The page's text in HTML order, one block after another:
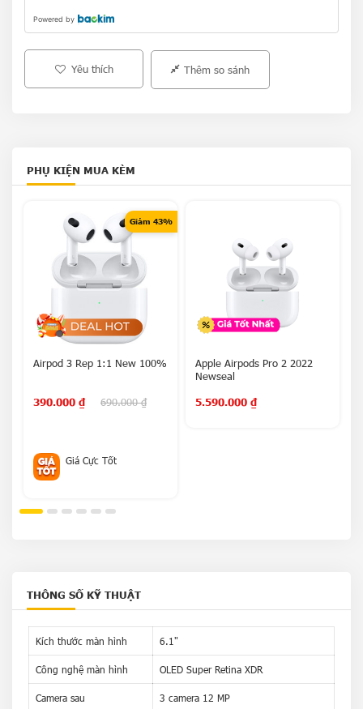
Powered by
Yêu thích Thêm so sánh
PHỤ KIỆN MUA KÈM
Giảm 43%
Airpod 3 Rep 1:1 New 100%
690.000₫
390.000 ₫
Giá Cực Tốt
Apple Airpods Pro 2 2022
Newseal
5.590.000 ₫
THÔNG SỐ KỸ THUẬT
Kích thước màn hình 6.1"
Công nghệ màn hình OLED Super Retina XDR
Camera sau 3 camera 12 MP